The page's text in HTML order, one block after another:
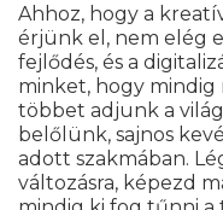
Ahhoz, hogy a
érjünk el, nem elég
fejlődés, és a
minket, hogy
többet adjunk a világ
belőlünk, sajnos
adott szakmában.
változásra, képezd